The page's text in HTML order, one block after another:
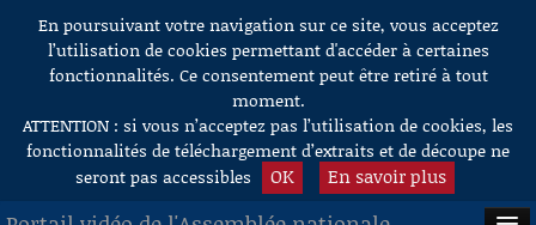
Aller au contenu
En poursuivant votre navigation sur ce site, vous acceptez
l’utilisation de cookies permettant d'accéder à certaines
fonctionnalités. Ce consentement peut être retiré à tout
moment.
ATTENTION : si vous n’acceptez pas l’utilisation de cookies, les
fonctionnalités de téléchargement d’extraits et de découpe ne
seront pas accessibles
OK En savoir plus